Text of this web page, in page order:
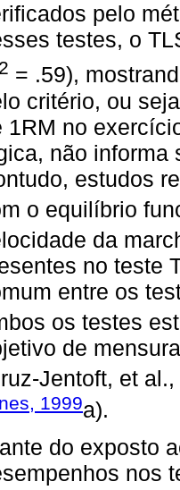
pelo
testes, o
2 = .59),
critério, ou
1RM no
não informa
estudos
o equilíbrio
da
no teste
entre os
os testes
de
Jentoft, et al.,
1999a).
do exposto
nos